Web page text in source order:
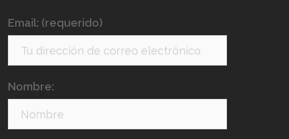
Email: (requerido)
Nombre: